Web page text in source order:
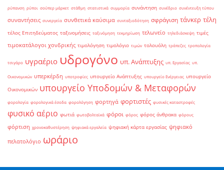
ρύπανση ρύποι σούπερ μάρκετ στάθμη στατιστικά συμμορία συνάντηση συνέδριο συνέντευξη τύπου
συναντήσεις συνεργεία συνθετικά καύσιμα συνταξιοδότηση σφράγιση τάνκερ τέλη
τέλος Επιτηδεύματος ταξινομήσεις ταξινόμηση τεκμηρίωση τελωνείο τηλεδιάσκεψη τιμές
τιμοκατάλογοι χονδρικής τιμολόγηση τιμολόγιο τιμών τολουόλη τράπεζες τροπολογία
τσιγάρο υγραέριο υδρογόνο υπ. Ανάπτυξης υπ. Εργασίας υπ.
Οικονομικών υπερκέρδη υποτροφίες υπουργείο Ανάπτυξης υπουργείο Ενέργειας υπουργείο
Οικονομικών υπουργείο Υποδομών & Μεταφορών
φορολογία φορολογικά έσοδα φορολόγηση φορτηγά φορτιστές φυσικές καταστροφές
φυσικό αέριο φωτιά φωτοβολταϊκά φόροι φόρος φόρος άνθρακα φόρους
φόρτιση χρονοκαθυστέρηση ψηφιακά εργαλεία ψηφιακή κάρτα εργασίας ψηφιακό
πελατολόγιο ωράριο